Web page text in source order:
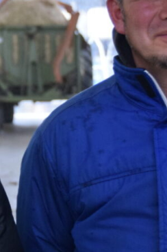
オルテック・
ジャパン合同
会社
アサヒバイオ
サイクル株式
会社
は、酪農総合情報
する酪農家のた
酪農場がどんどん
めの酪農専門誌を